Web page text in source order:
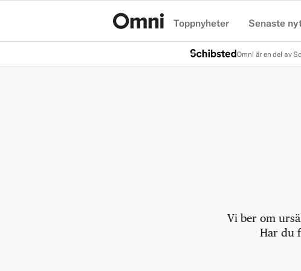
Toppnyheter Senaste
Omni är en del av
Vi ber om
Har du